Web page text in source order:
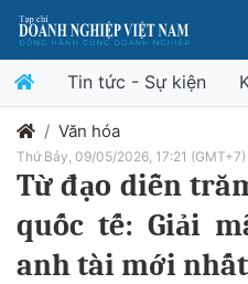
Tin tức - Sự kiện
Văn hóa
Thứ Bảy, 09/05/2026, 17:21 (GMT+7)
Từ đạo diễn
quốc tế: Giải
anh tài mới nhất